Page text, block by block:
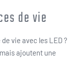
de vie
vie avec les LED ?
ajoutent une